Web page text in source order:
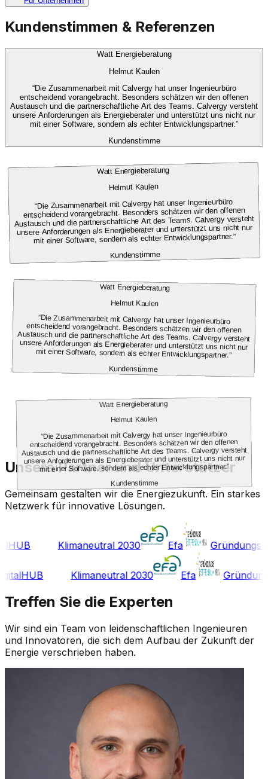
Kundenstimmen & Referenzen
Watt Energieberatung
Helmut Kaulen
“Die Zusammenarbeit mit Calvergy hat unser Ingenieurbüro
entscheidend vorangebracht. Besonders schätzen wir den offenen
Austausch und die partnerschaftliche Art des Teams. Calvergy versteht
unsere Anforderungen als Energieberater und unterstützt uns nicht nur
mit einer Software, sondern als echter Entwicklungspartner.”
Kundenstimme
Watt Energieberatung
Helmut Kaulen
“Die Zusammenarbeit mit Calvergy hat unser Ingenieurbüro
entscheidend vorangebracht. Besonders schätzen wir den offenen
Austausch und die partnerschaftliche Art des Teams. Calvergy versteht
unsere Anforderungen als Energieberater und unterstützt uns nicht nur
mit einer Software, sondern als echter Entwicklungspartner.”
Kundenstimme
Watt Energieberatung
Helmut Kaulen
“Die Zusammenarbeit mit Calvergy hat unser Ingenieurbüro
entscheidend vorangebracht. Besonders schätzen wir den offenen
Austausch und die partnerschaftliche Art des Teams. Calvergy versteht
unsere Anforderungen als Energieberater und unterstützt uns nicht nur
mit einer Software, sondern als echter Entwicklungspartner.”
Kundenstimme
Watt Energieberatung
Helmut Kaulen
“Die Zusammenarbeit mit Calvergy hat unser Ingenieurbüro
entscheidend vorangebracht. Besonders schätzen wir den offenen
Austausch und die partnerschaftliche Art des Teams. Calvergy versteht
unsere Anforderungen als Energieberater und unterstützt uns nicht nur
mit einer Software, sondern als echter Entwicklungspartner.”
Kundenstimme
Unsere Partner und Unterstützer
Gemeinsam gestalten wir die Energiezukunft. Ein starkes
Netzwerk für innovative Lösungen.
digitalHUB Klimaneutral 2030 Efa
Klimaneutral 2030 Efa
Treffen Sie die Experten
Wir sind ein Team von leidenschaftlichen Ingenieuren
und Innovatoren, die sich dem Aufbau der Zukunft der
Energie verschrieben haben.